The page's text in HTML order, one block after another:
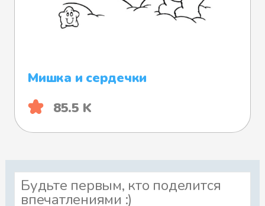
Мишка и сердечки
85.5 K